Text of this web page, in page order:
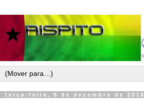
terça-feira, 6 de dezembro de 2016